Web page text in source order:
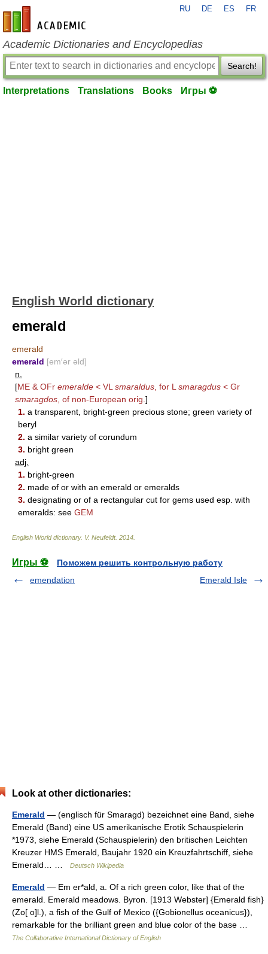
en-academic.com
RU DE ES FR
Academic Dictionaries and Encyclopedias
Search!
Interpretations Translations Books Игры ⚽
English World dictionary
emerald
emerald
emerald [em′ər əld]
n.
[ME & OFr emeralde < VL smaraldus , for L smaragdus < Gr
smaragdos , of non-European orig. ]
1. a transparent, bright-green precious stone; green variety of
beryl
2. a similar variety of corundum
3. bright green
adj.
1. bright-green
2. made of or with an emerald or emeralds
3. designating or of a rectangular cut for gems used esp. with
emeralds: see GEM
English World dictionary. V. Neufeldt. 2014
Игры ⚽
Поможем решить контрольную работу
emendation
Emerald Isle
Look at other dictionaries:
Emerald — (englisch für Smaragd) bezeichnet eine Band, siehe
Emerald (Band) eine US amerikanische Erotik Schauspielerin
*1973, siehe Emerald (Schauspielerin) den britischen Leichten
Kreuzer HMS Emerald, Baujahr 1920 ein Kreuzfahrtschiff, siehe
Emerald… …
Deutsch Wikipedia
Emerald — Em er*ald, a. Of a rich green color, like that of the
emerald. Emerald meadows. Byron. [1913 Webster] {Emerald fish}
(Zo[ o]l.), a fish of the Gulf of Mexico ({Gobionellus oceanicus}),
remarkable for the brilliant green and blue color of the base …
The Collaborative International Dictionary of English